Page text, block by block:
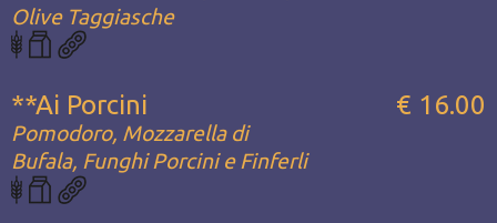
Olive Taggiasche
**Ai Porcini
Pomodoro, Mozzarella di
Bufala, Funghi Porcini e Finferli
€ 16.00